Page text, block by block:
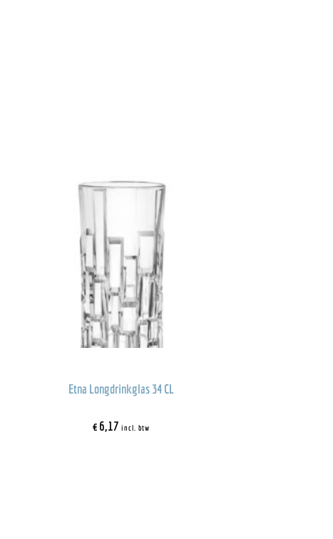
Etna Longdrinkglas 34 CL
€6,17 incl. btw